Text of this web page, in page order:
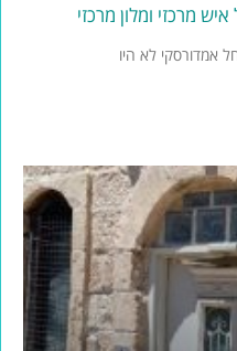
מרכזי ומלון מרכזי